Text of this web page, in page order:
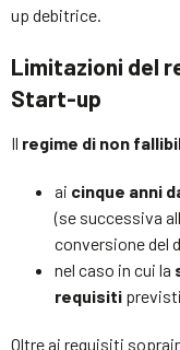
up debitrice.
Limitazioni del
Start-up
Il regime di non
ai cinque anni
(se successiva
conversione del
nel caso in cui la
requisiti
Oltre ai requisiti